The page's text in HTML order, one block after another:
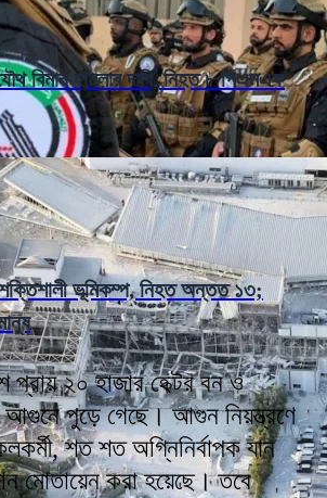
বিমান হামলার দাবি, নিহত ৮ পিএমএফ
শক্তিশালী ভূমিকম্প, নিহত অন্তত ১৩;
প্রায় ২০ হাজার হেক্টর বন ও
আগুনে পুড়ে গেছে। আগুন নিয়ন্ত্রণে
শত শত অগ্নিনির্বাপক যান
মোতায়েন করা হয়েছে। তবে